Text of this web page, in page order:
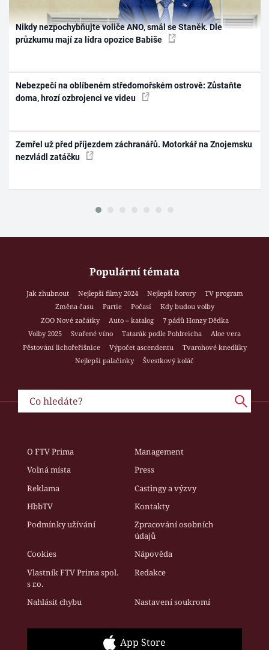
Nikdy nezpochybňujte voliče ANO, smál se Staněk. Dle
průzkumu mají za lídra opozice Babiše
Nebezpečí na oblíbeném středomořském ostrově: Zůstaňte
doma, hrozí ozbrojenci ve videu
Zemřel už před příjezdem záchranářů. Motorkář na Znojemsku
nezvládl zatáčku
Populární témata
Jak zhubnout Nejlepší filmy 2024 Nejlepší horory
TV program
Změna času
Partie Počasí
Kdy budou volby
ZOO Nové začátky
Auto – katalog
7 pádů Honzy Dědka
Volby 2025
Svařené víno Tatarák podle Pohlreicha
Aloe vera
Pěstování lichořeřišnice
Výpočet ascendentu
Tvarohové knedlíky
Nejlepší palačinky
Švestkový koláč
O FTV Prima
Management
Volná místa
Press
Reklama
Castingy a výzvy
HbbTV
Kontakty
Podmínky užívání
Zpracování osobních
údajů
Cookies
Nápověda
Vlastník FTV Prima spol.
s r.o.
Redakce
Nahlásit chybu Nastavení soukromí
App Store